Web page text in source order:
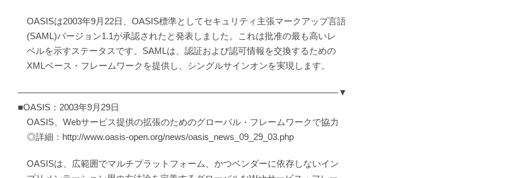
OASISは2003年9月22日、OASIS標準としてセキュリティ主張マークアップ言語
(SAML)バージョン1.1が承認されたと発表しました。これは批准の最も高いレ
ベルを示すステータスです。SAMLは、認証および認可情報を交換するための
XMLベース・フレームワークを提供し、シングルサインオンを実現します。
――――――――――――――――――――――――――――――――――――▼
■OASIS：2003年9月29日
OASIS、Webサービス提供の拡張のためのグローバル・フレームワークで協力
◎詳細：http://www.oasis-open.org/news/oasis_news_09_29_03.php
OASISは、広範囲でマルチプラットフォーム、かつベンダーに依存しないイン